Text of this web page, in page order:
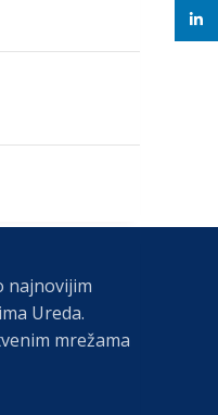
najnovijim
Ureda.
mrežama